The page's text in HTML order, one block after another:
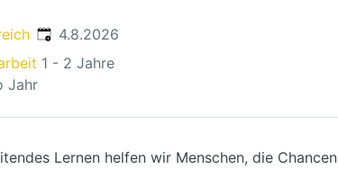
Veröffentlicht
4.8.2026
1 - 2 Jahre
Jahr
Lernen helfen wir Menschen, die